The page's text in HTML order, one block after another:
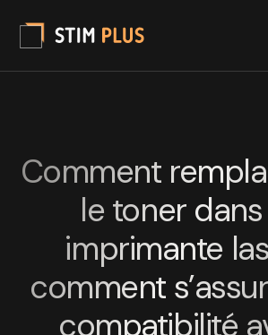
Comment
le toner
imprimante
comment
compatibilité